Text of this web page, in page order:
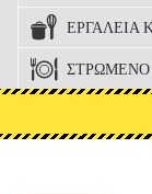
ΕΡΓΑΛΕΙΑ
ΣΤΡΩΜΕΝΟ